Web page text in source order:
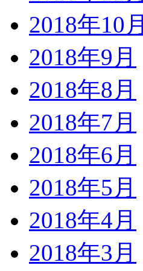
2018年10月
2018年9月
2018年8月
2018年7月
2018年6月
2018年5月
2018年4月
2018年3月